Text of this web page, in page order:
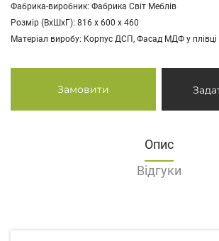
Фабрика-виробник: Фабрика Світ Меблів
Розмір (ВхШхГ): 816 х 600 х 460
Матеріал виробу: Корпус ДСП, Фасад МДФ у плівці
Замовити
Опис
Відгуки